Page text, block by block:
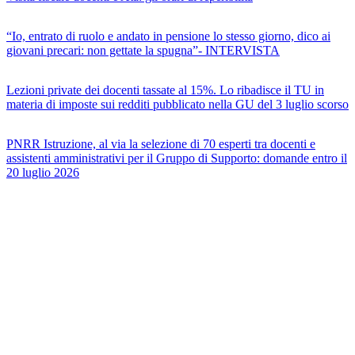
“Io, entrato di ruolo e andato in pensione lo stesso giorno, dico ai
giovani precari: non gettate la spugna”- INTERVISTA
Lezioni private dei docenti tassate al 15%. Lo ribadisce il TU in
materia di imposte sui redditi pubblicato nella GU del 3 luglio scorso
PNRR Istruzione, al via la selezione di 70 esperti tra docenti e
assistenti amministrativi per il Gruppo di Supporto: domande entro il
20 luglio 2026